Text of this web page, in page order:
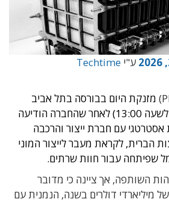
ע"י Techtime
מזנקת היום בבורסה בתל אביב
בשיעור של כ-8% (נכון לשעה 13:00) לאחר שהחברה הודיעה
עם חברת ייצור והרכבה
הברית, לקראת מעבר לייצור המוני
שפיתחה עבור חוות שרתים.
השותפה, אך ציינה כי מדובר
מיליארדי דולרים בשנה, הנמנית עם